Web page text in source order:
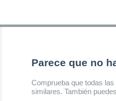
Parece que no
Comprueba que todas
similares. También